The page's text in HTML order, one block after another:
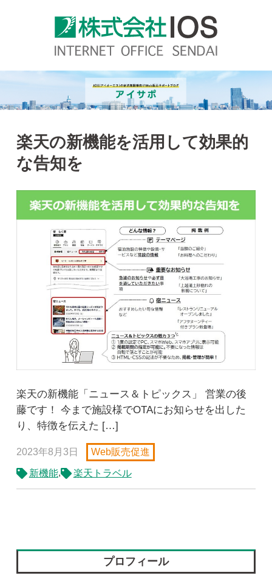
楽天の新機能を活用して効果的
な告知を
楽天の新機能「ニュース＆トピックス」 営業の後
藤です！ 今まで施設様でOTAにお知らせを出した
り、特徴を伝えた […]
2023年8月3日 Web販売促進
新機能, 楽天トラベル
プロフィール